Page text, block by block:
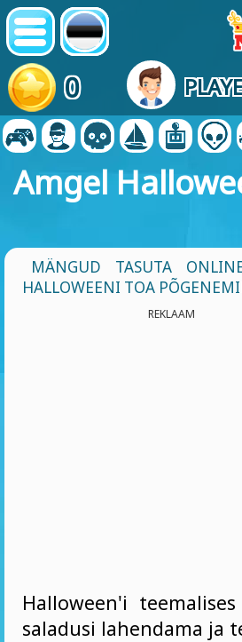
0
Amgel
MÄNGUD TASUTA
HALLOWEENI TOA
REKLAAM
Halloween'i
saladusi lahendama ja